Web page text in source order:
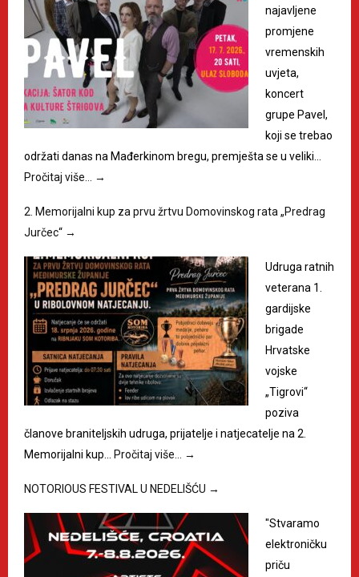
najavljene
promjene
vremenskih
uvjeta,
koncert
grupe Pavel,
koji se trebao
održati danas na Mađerkinom bregu, premješta se u veliki…
Pročitaj više…
→
2. Memorijalni kup za prvu žrtvu Domovinskog rata „Predrag
Jurčec“ →
Udruga ratnih
veterana 1.
gardijske
brigade
Hrvatske
vojske
„Tigrovi“
poziva
članove braniteljskih udruga, prijatelje i natjecatelje na 2.
Memorijalni kup…
Pročitaj više… →
NOTORIOUS FESTIVAL U NEDELIŠĆU →
"Stvaramo
elektroničku
priču